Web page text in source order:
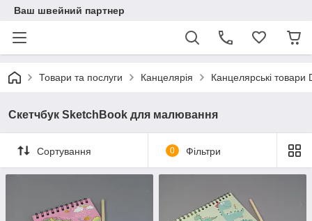
Ваш швейний партнер
Товари та послуги Канцелярія Канцелярські товари
Скетчбук SketchBook для малювання
Сортування 0 Фільтри